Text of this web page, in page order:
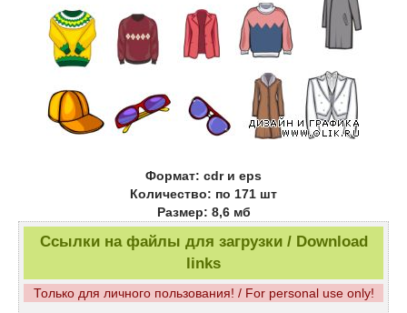
Формат: cdr и eps
Количество: по 171 шт
Размер: 8,6 мб
Ссылки на файлы для загрузки / Download
links
Только для личного пользования! / For personal use only!